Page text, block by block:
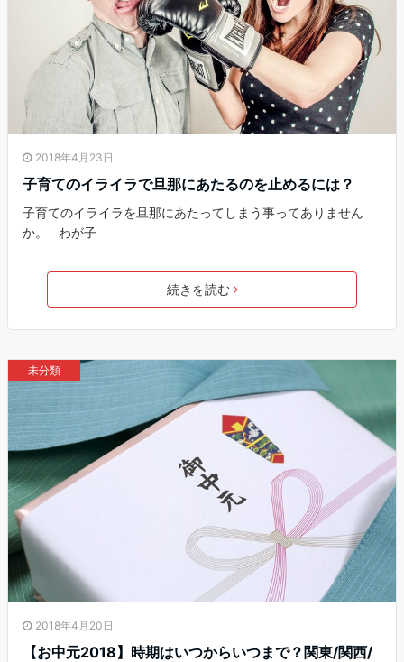
2018年4月23日
子育てのイライラで旦那にあたるのを止めるには？
子育てのイライラを旦那にあたってしまう事ってありません
か。 わが子
続きを読む
未分類
2018年4月20日
【お中元2018】時期はいつからいつまで？関東/関西/